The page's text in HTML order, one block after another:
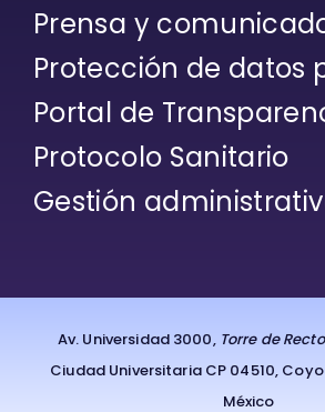
Prensa y
Protección de datos
Portal de
Protocolo Sanitario
Gestión
Av. Universidad 3000, Torre de
Ciudad Universitaria CP 04510,
México